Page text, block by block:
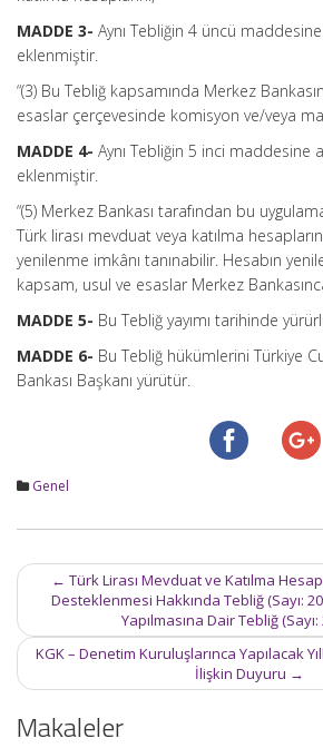
MADDE 3- Aynı Tebliğin 4 üncü maddesine
eklenmiştir.
“(3) Bu Tebliğ kapsamında Merkez
esaslar çerçevesinde komisyon ve/veya
MADDE 4- Aynı Tebliğin 5 inci maddesine
eklenmiştir.
“(5) Merkez Bankası tarafından bu
Türk lirası mevduat veya katılma
yenilenme imkânı tanınabilir. Hesabın
kapsam, usul ve esaslar Merkez
MADDE 5- Bu Tebliğ yayımı tarihinde
MADDE 6- Bu Tebliğ hükümlerini Türkiye
Bankası Başkanı yürütür.
Genel
Post
navigation
← Türk Lirası Mevduat ve Katılma
Desteklenmesi Hakkında Tebliğ (Sayı:
Yapılmasına Dair Tebliğ
KGK – Denetim Kuruluşlarınca Yapılacak
İlişkin Duyuru →
Makaleler